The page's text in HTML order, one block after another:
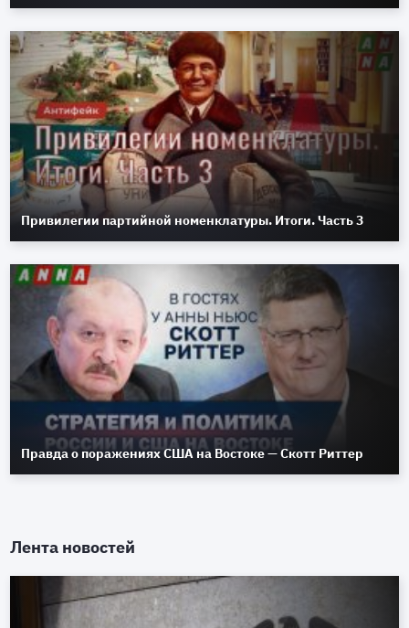
Привилегии партийной номенклатуры. Итоги. Часть 3
Правда о поражениях США на Востоке — Скотт Риттер
Лента новостей